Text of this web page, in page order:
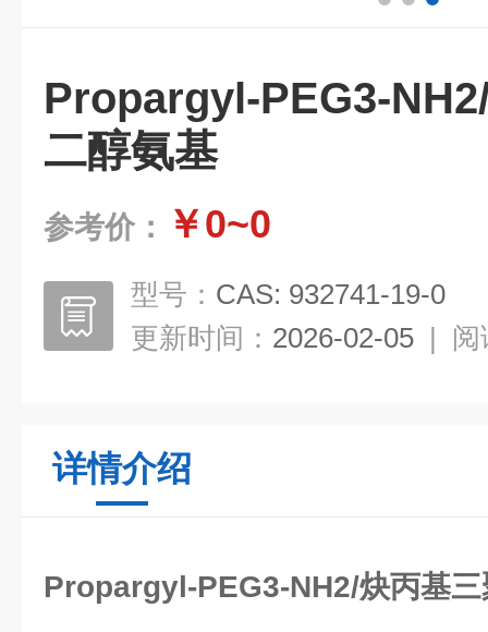
Propargyl-PEG3-
二醇氨基
参考价： ￥0~0
型号： CAS: 932741-19-0
更新时间： 2026-02-05 | 阅
详情介绍
Propargyl-PEG3-NH2/炔丙基